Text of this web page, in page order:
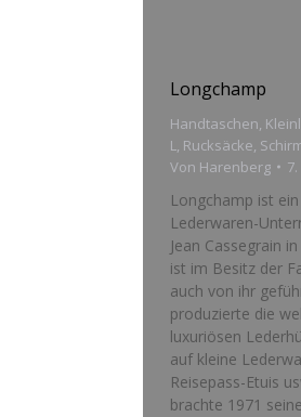
Longchamp
Handtaschen,
L, Rucksäcke,
Von Harenberg
Longchamp ist
Lederwaren-
Jean Cassegrain
ist im Besitz der
auch von ihr
produzierte die
luxuriösen
auf kleine
Reisepass-Etuis
brachte 1971